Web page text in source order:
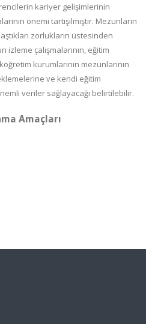
kariyer gelişimlerinin
önemi tartışılmıştır. Mezunların
zorlukların üstesinden
izleme çalışmalarının, eğitim
kurumlarının mezunlarının
ve kendi eğitim
veriler sağlayacağı belirtilebilir.
Amaçları